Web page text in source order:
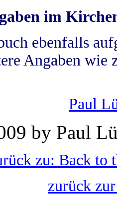
im
ebenfalls
Angaben wie
Paul
by Paul
zu: Back to
zurück